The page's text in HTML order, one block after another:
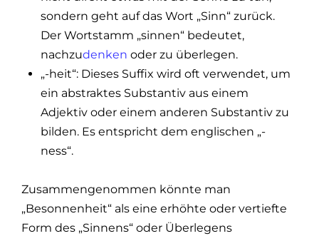
sondern geht auf das Wort „Sinn“ zurück.
Der Wortstamm „sinnen“ bedeutet,
nachzudenken oder zu überlegen.
„-heit“: Dieses Suffix wird oft verwendet, um
ein abstraktes Substantiv aus einem
Adjektiv oder einem anderen Substantiv zu
bilden. Es entspricht dem englischen „-
ness“.
Zusammengenommen könnte man
„Besonnenheit“ als eine erhöhte oder vertiefte
Form des „Sinnens“ oder Überlegens